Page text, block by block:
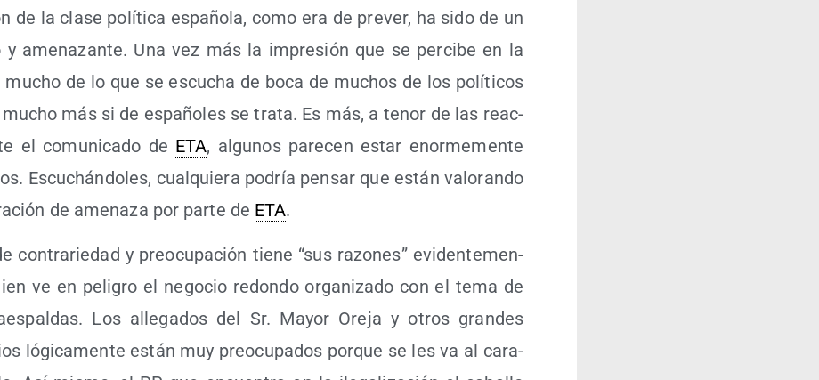
de la cla­se polí­ti­ca espa­ño­la, como era de pre­ver, ha sido de un
y ame­na­zan­te. Una vez más la impre­sión que se per­ci­be en la
de lo que se escu­cha de boca de muchos de los polí­ti­cos
más si de espa­ño­les se tra­ta. Es más, a tenor de las reac­
el comu­ni­ca­do de ETA, algu­nos pare­cen estar enor­me­men­te
Escu­chán­do­les, cual­quie­ra podría pen­sar que están valo­ran­do
de ame­na­za por par­te de ETA.
con­tra­rie­dad y preo­cu­pa­ción tie­ne “sus razo­nes” evi­den­te­men­
ve en peli­gro el nego­cio redon­do orga­ni­za­do con el tema de
Los alle­ga­dos del Sr. Mayor Ore­ja y otros gran­des
lógi­ca­men­te están muy preo­cu­pa­dos por­que se les va al cara­